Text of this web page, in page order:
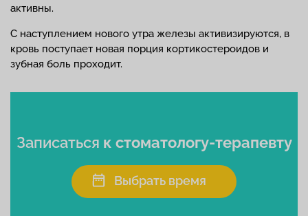
активны.
С наступлением нового утра железы активизируются, в
кровь поступает новая порция кортикостероидов и
зубная боль проходит.
Записаться к стоматологу-терапевту
Выбрать время